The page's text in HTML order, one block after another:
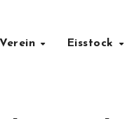
Verein Eisstock
liegen die Unterschiede